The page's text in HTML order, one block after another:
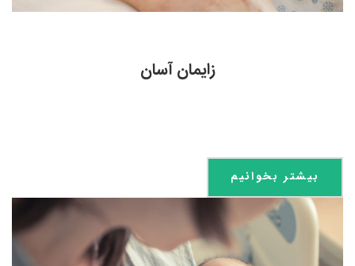
زایمان آسان
بیشتر بخوانیم